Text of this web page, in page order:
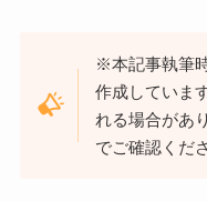
※本記事執筆
作成していま
れる場合があ
でご確認くだ